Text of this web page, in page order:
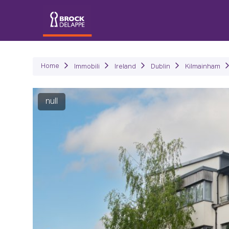
Home Immobili Ireland Dublin Kilmainham
null